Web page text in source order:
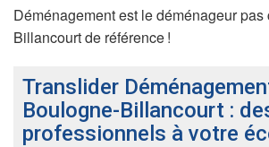
Déménagement est le déménageur
Billancourt de référence !
Translider
Boulogne-Billancourt :
professionnels à votre